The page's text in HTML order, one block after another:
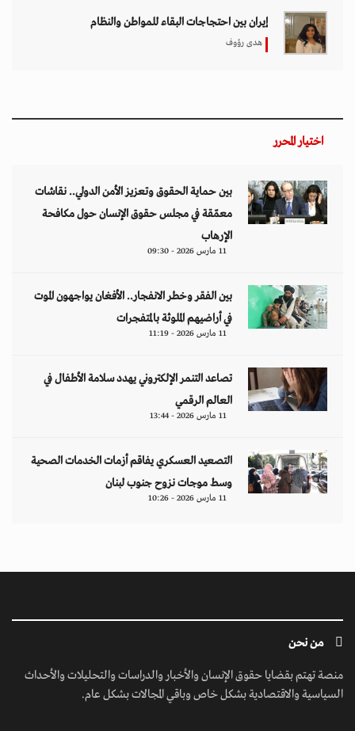
إيران بين احتجاجات البقاء للمواطن والنظام
هدى رؤوف
اختيار المحرر
بين حماية الحقوق وتعزيز الأمن الدولي.. نقاشات
معمّقة في مجلس حقوق الإنسان حول مكافحة
الإرهاب
11 مارس 2026 - 09:30
بين الفقر وخطر الانفجار.. الأفغان يواجهون الموت
في أراضيهم الملوثة بالمتفجرات
11 مارس 2026 - 11:19
تصاعد التنمر الإلكتروني يهدد سلامة الأطفال في
العالم الرقمي
11 مارس 2026 - 13:44
التصعيد العسكري يفاقم أزمات الخدمات الصحية
وسط موجات نزوح جنوب لبنان
11 مارس 2026 - 10:26
من نحن
منصة تهتم بقضايا حقوق الإنسان والأخبار والدراسات والتحليلات والأحداث
السياسية والاقتصادية بشكل خاص وباقي المجالات بشكل عام.